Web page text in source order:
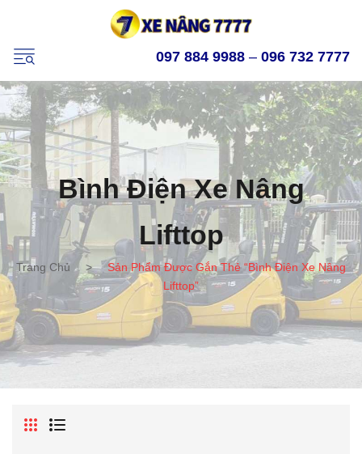
097 884 9988 – 096 732 7777
Bình Điện Xe Nâng
Lifttop
Trang Chủ >
Sản Phẩm Được Gắn Thẻ “bình Điện Xe Nâng
Lifttop”